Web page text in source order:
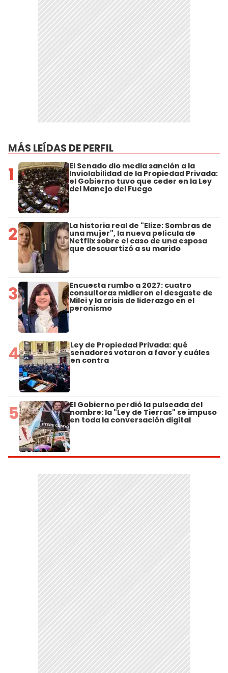
MÁS LEÍDAS DE PERFIL
1 El Senado dio media sanción a la
Inviolabilidad de la Propiedad Privada:
el Gobierno tuvo que ceder en la Ley
del Manejo del Fuego
2 La historia real de "Elize: Sombras de
una mujer", la nueva película de
Netflix sobre el caso de una esposa
que descuartizó a su marido
3 Encuesta rumbo a 2027: cuatro
consultoras midieron el desgaste de
Milei y la crisis de liderazgo en el
peronismo
4 Ley de Propiedad Privada: qué
senadores votaron a favor y cuáles
en contra
5 El Gobierno perdió la pulseada del
nombre: la "Ley de Tierras" se impuso
en toda la conversación digital